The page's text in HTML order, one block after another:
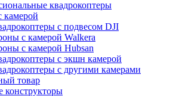
квадрокоптеры
камерой
с подвесом DJI
с камерой Walkera
с камерой Hubsan
с экшн камерой
с другими камерами
товар
конструкторы